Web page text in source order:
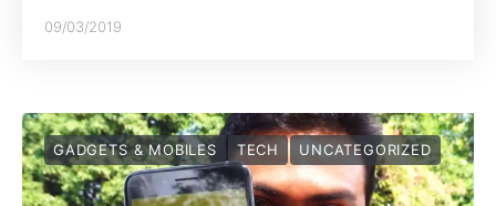
09/03/2019
GADGETS & MOBILES TECH UNCATEGORIZED